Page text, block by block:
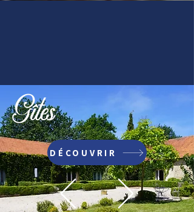
Gîtes
DÉCOUVRIR